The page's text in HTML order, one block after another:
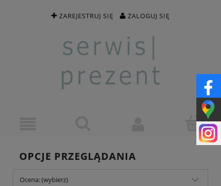
ZAREJESTRUJ SIĘ ZALOGUJ SIĘ
OPCJE PRZEGLĄDANIA
Ocena: (wybierz)